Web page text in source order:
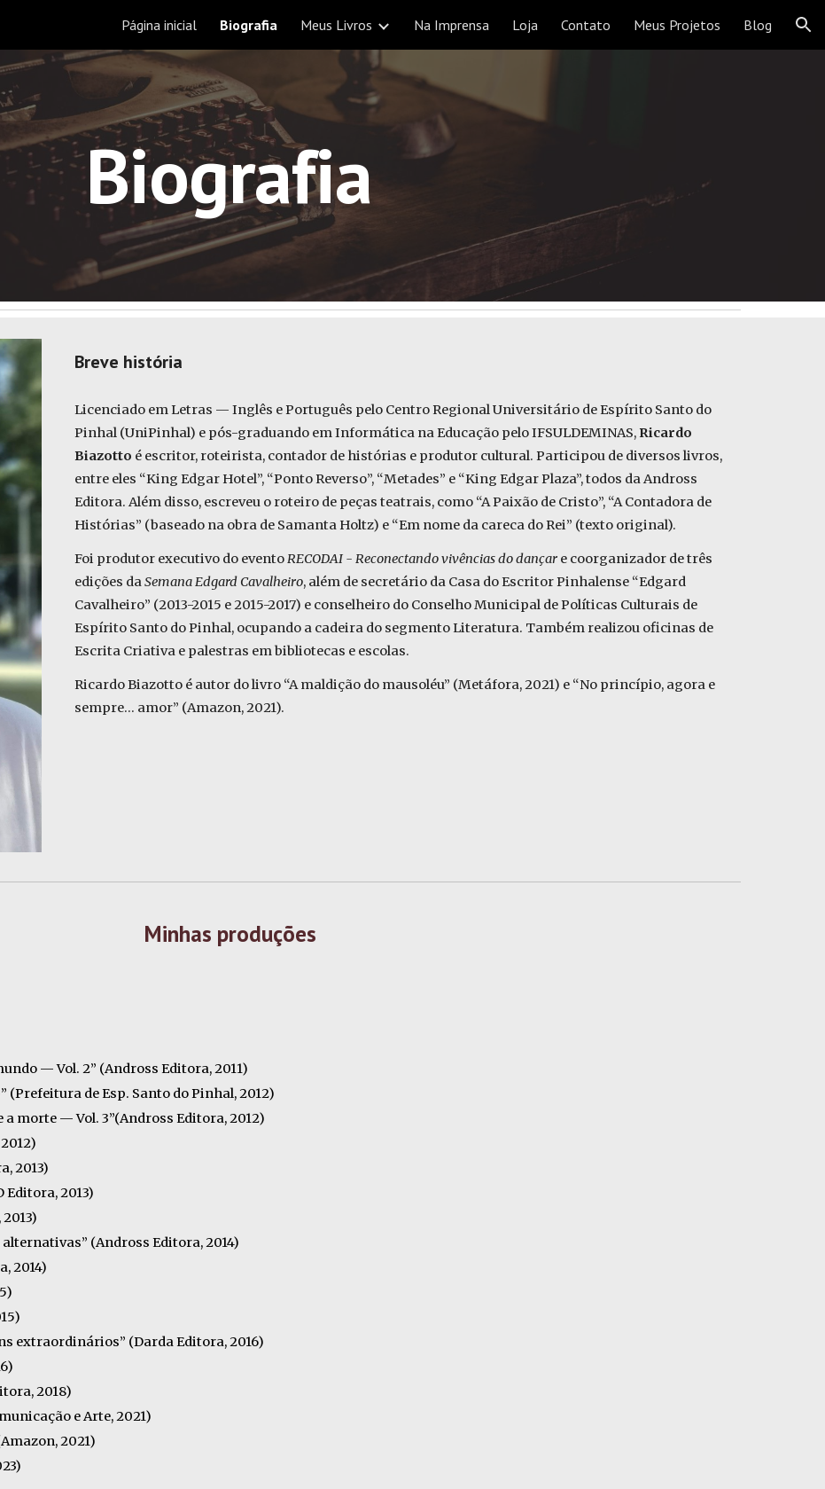
Skip to main content Skip to navigation
Página inicial Biografia Meus Livros Na Imprensa Loja Contato Meus Projetos Blog
Biografia
Breve história
Licenciado em Letras — Inglês e Português pelo Centro Regional Universitário de Espírito Santo do
Pinhal (UniPinhal) e pós-graduando em Informática na Educação pelo IFSULDEMINAS, Ricardo
Biazotto é escritor, roteirista, contador de histórias e produtor cultural. Participou de diversos livros,
entre eles “King Edgar Hotel”, “Ponto Reverso”, “Metades” e “King Edgar Plaza”, todos da Andross
Editora. Além disso, escreveu o roteiro de peças teatrais, como “A Paixão de Cristo”, “A Contadora de
Histórias” (baseado na obra de Samanta Holtz) e “Em nome da careca do Rei” (texto original).
Foi produtor executivo do eventoRECODAI - Reconectando vivências do dançar e coorganizador de três
edições daSemana Edgard Cavalheiro, além de secretário da Casa do Escritor Pinhalense “Edgard
Cavalheiro” (2013-2015 e 2015-2017) e conselheiro do Conselho Municipal de Políticas Culturais de
Espírito Santo do Pinhal, ocupando a cadeira do segmento Literatura. Também realizou oficinas de
Escrita Criativa e palestras em bibliotecas e escolas.
Ricardo Biazotto é autor do livro “A maldição do mausoléu” (Metáfora, 2021) e “No princípio, agora e
sempre... amor” (Amazon, 2021).
Minhas produções
— Vol. 2” (Andross Editora, 2011)
de Esp. Santo do Pinhal, 2012)
morte — Vol. 3”(Andross Editora, 2012)
2013)
Editora, 2013)
(Andross Editora, 2014)
2014)
extraordinários” (Darda Editora, 2016)
2018)
e Arte, 2021)
2021)